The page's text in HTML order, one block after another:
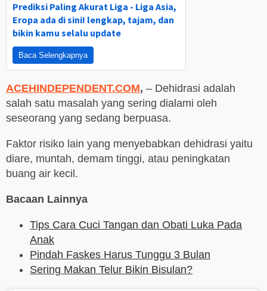
Prediksi Paling Akurat Liga - Liga Asia,
Eropa ada di sini! lengkap, tajam, dan
bikin kamu selalu update
Baca Selengkapnya
ACEHINDEPENDENT.COM, – Dehidrasi adalah
salah satu masalah yang sering dialami oleh
seseorang yang sedang berpuasa.
Faktor risiko lain yang menyebabkan dehidrasi yaitu
diare, muntah, demam tinggi, atau peningkatan
buang air kecil.
Bacaan Lainnya
Tips Cara Cuci Tangan dan Obati Luka Pada
Anak
Pindah Faskes Harus Tunggu 3 Bulan
Sering Makan Telur Bikin Bisulan?